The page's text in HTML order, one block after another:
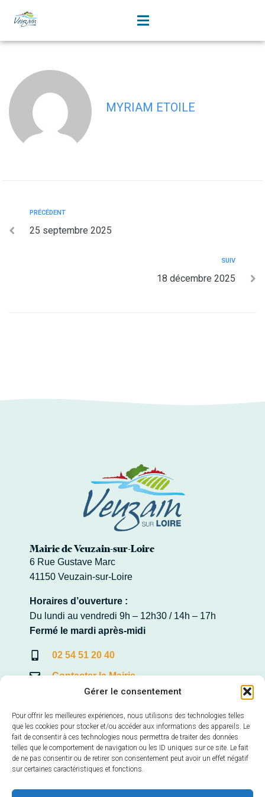
Gérer le consentement
Pour offrir les meilleures expériences, nous utilisons des technologies telles
que les cookies pour stocker et/ou accéder aux informations des appareils. Le
fait de consentir à ces technologies nous permettra de traiter des données
telles que le comportement de navigation ou les ID uniques sur ce site. Le fait
de ne pas consentir ou de retirer son consentement peut avoir un effet négatif
sur certaines caractéristiques et fonctions.
principal
6 novembre 2025
MYRIAM ETOILE
PRÉCÉDENT
25 septembre 2025
SUIV
18 décembre 2025
Mairie de Veuzain-sur-Loire
6 Rue Gustave Marc
41150 Veuzain-sur-Loire
Horaires d’ouverture :
Du lundi au vendredi 9h – 12h30 / 14h – 17h
Fermé le mardi après-midi
02 54 51 20 40
Contacter la Mairie
Mairie annexe de Veuves
22, Avenue de la Loire – Veuves
41150 Veuzain-sur-Loire
Horaires d’ouverture :